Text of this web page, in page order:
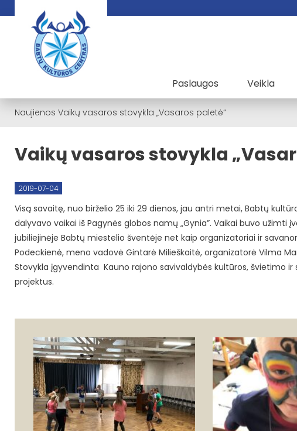
Paslaugos Veikla
Naujienos Vaikų vasaros stovykla „Vasaros paletė“
Vaikų vasaros stovykla
2019-07-04
Visą savaitę, nuo birželio 25 iki 29 dienos, jau antri metai, Babtų
dalyvavo vaikai iš Pagynės globos namų „Gynia”. Vaikai buvo užimti
jubiliejinėje Babtų miestelio šventėje net kaip organizatoriai ir
Podeckienė, meno vadovė Gintarė Milieškaitė, organizatorė Vilma
Stovykla įgyvendinta Kauno rajono savivaldybės kultūros, švietimo
projektus.